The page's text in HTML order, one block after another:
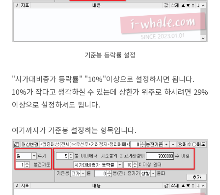
기준봉 등락률 설정
"시가대비종가 등락률" "10%"이상으로 설정하시면 됩니다.
10%가 작다고 생각하실 수 있는데 상한가 위주로 하시려면 29%
이상으로 설정하셔도 됩니다.
여기까지가 기준봉 설정하는 항목입니다.